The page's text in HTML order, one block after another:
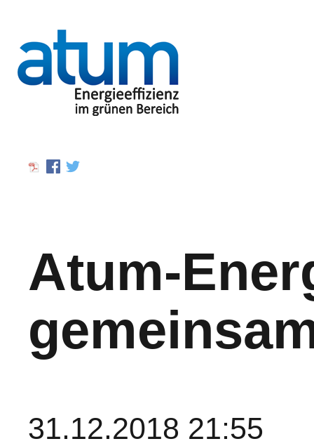
Atum-
31.12.2018 21:55